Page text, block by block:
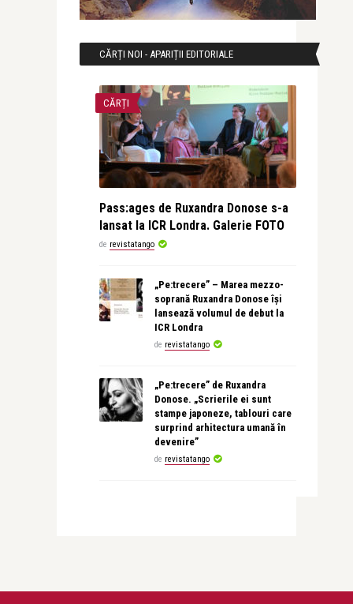
CĂRȚI NOI - APARIȚII EDITORIALE
CĂRȚI
Pass:ages de Ruxandra Donose s-a
lansat la ICR Londra. Galerie FOTO
de revistatango
„Pe:trecere” – Marea mezzo-
soprană Ruxandra Donose își
lansează volumul de debut la
ICR Londra
de revistatango
„Pe:trecere” de Ruxandra
Donose. „Scrierile ei sunt
stampe japoneze, tablouri care
surprind arhitectura umană în
devenire”
de revistatango